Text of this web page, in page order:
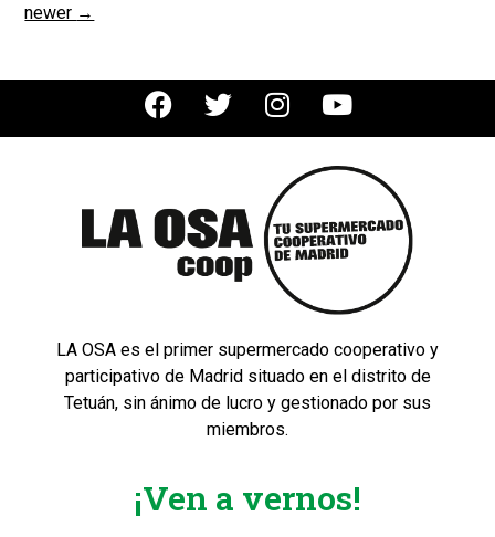
newer →
LA OSA es el primer supermercado cooperativo y
participativo de Madrid situado en el distrito de
Tetuán, sin ánimo de lucro y gestionado por sus
miembros.
¡Ven a vernos!